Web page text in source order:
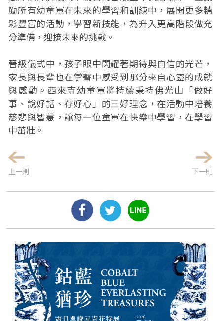
勵所有幼童軍在未來的學習和訓練中，展開更多精
彩豐富的活動，學習新技能，為升入更高階段做充
分準備，迎接未來的挑戰。
晉級儀式中，孩子眼中閃耀著期待與自信的光芒，
家長與長輩也在掌聲中感受到那分來自心靈的成就
與感動。西來寺幼童軍將持續秉持佛光山「做好
事、說好話、存好心」的三好理念，在活動中培養
慈悲與智慧，讓每一位童軍在快樂中學習，在學習
中茁壯。
上一則 下一則